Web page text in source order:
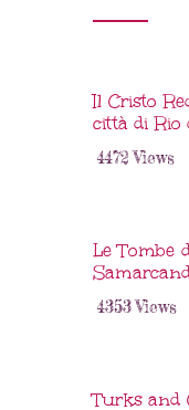
Il Cristo
città di Rio
4472 Views
Le Tombe
4353Views
Turks and